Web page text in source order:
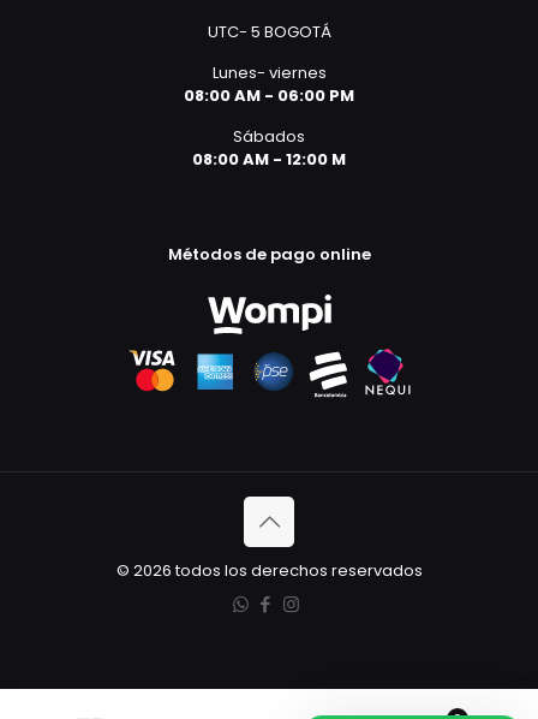
UTC- 5 BOGOTÁ
Lunes- viernes
08:00 AM - 06:00 PM
Sábados
08:00 AM - 12:00 M
Métodos de pago online
© 2026 todos los derechos reservados